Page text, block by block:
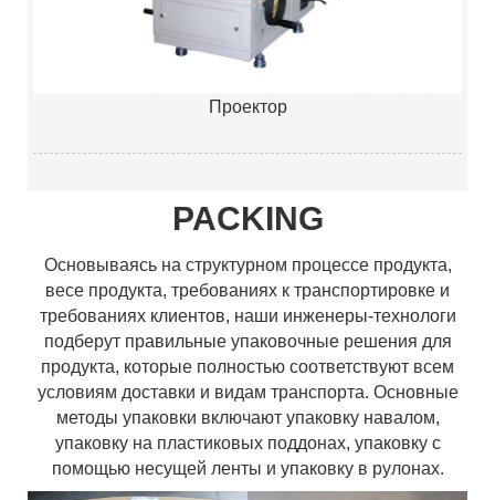
Проектор
PACKING
Основываясь на структурном процессе продукта,
весе продукта, требованиях к транспортировке и
требованиях клиентов, наши инженеры-технологи
подберут правильные упаковочные решения для
продукта, которые полностью соответствуют всем
условиям доставки и видам транспорта. Основные
методы упаковки включают упаковку навалом,
упаковку на пластиковых поддонах, упаковку с
помощью несущей ленты и упаковку в рулонах.